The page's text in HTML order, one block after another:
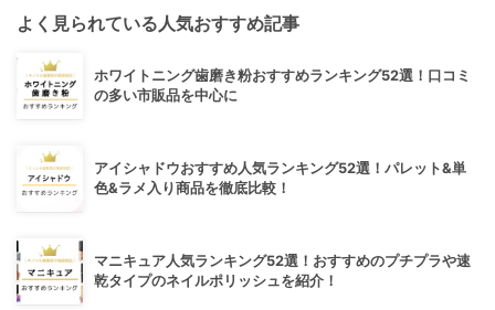
よく見られている人気おすすめ記事
ホワイトニング歯磨き粉おすすめランキング52選！口コミ
の多い市販品を中心に
アイシャドウおすすめ人気ランキング52選！パレット&単
色&ラメ入り商品を徹底比較！
マニキュア人気ランキング52選！おすすめのプチプラや速
乾タイプのネイルポリッシュを紹介！